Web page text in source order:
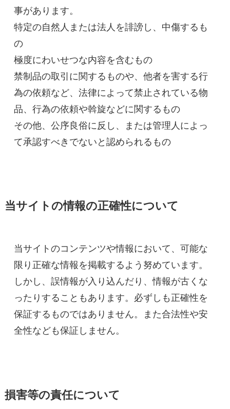
事があります。
特定の自然人または法人を誹謗し、中傷するも
の
極度にわいせつな内容を含むもの
禁制品の取引に関するものや、他者を害する行
為の依頼など、法律によって禁止されている物
品、行為の依頼や斡旋などに関するもの
その他、公序良俗に反し、または管理人によっ
て承認すべきでないと認められるもの
当サイトの情報の正確性について
当サイトのコンテンツや情報において、可能な
限り正確な情報を掲載するよう努めています。
しかし、誤情報が入り込んだり、情報が古くな
ったりすることもあります。必ずしも正確性を
保証するものではありません。また合法性や安
全性なども保証しません。
損害等の責任について